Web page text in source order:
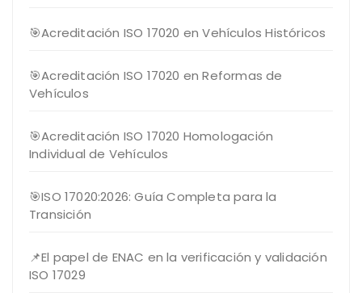
🎯Acreditación ISO 17020 en Vehículos Históricos
🎯Acreditación ISO 17020 en Reformas de
Vehículos
🎯Acreditación ISO 17020 Homologación
Individual de Vehículos
🎯ISO 17020:2026: Guía Completa para la
Transición
📌El papel de ENAC en la verificación y validación
ISO 17029